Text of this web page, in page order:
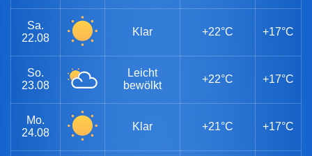
Sa.
22.08
Klar +22°C +17°C
So.
23.08
Leicht
bewölkt
+22°C +17°C
Mo.
24.08
Klar +21°C +17°C